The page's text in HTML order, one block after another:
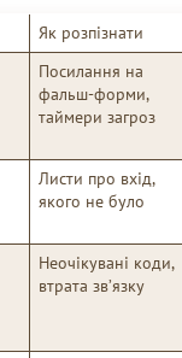
Як розпізнати
Посилання на
фальш-форми,
таймери загроз
Листи про вхід,
якого не було
Неочікувані коди,
втрата зв’язку